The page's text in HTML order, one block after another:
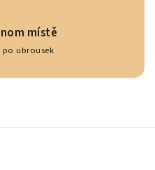
místě
po ubrousek